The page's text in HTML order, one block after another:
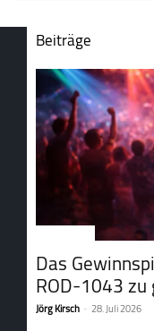
Beiträge
Das
ROD-1043
Jörg Kirsch - 28. Juli 2026